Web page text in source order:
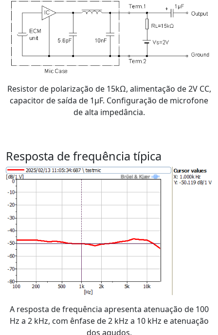
Resistor de polarização de 15kΩ, alimentação de 2V CC,
capacitor de saída de 1μF. Configuração de microfone
de alta impedância.
Resposta de frequência típica
A resposta de frequência apresenta atenuação de 100
Hz a 2 kHz, com ênfase de 2 kHz a 10 kHz e atenuação
dos agudos.